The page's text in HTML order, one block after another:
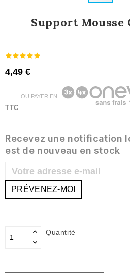
Support Mousse
4,49 €
TTC
OU PAYER EN
Recevez une notification
est de nouveau en stock
PRÉVENEZ-MOI
Quantité